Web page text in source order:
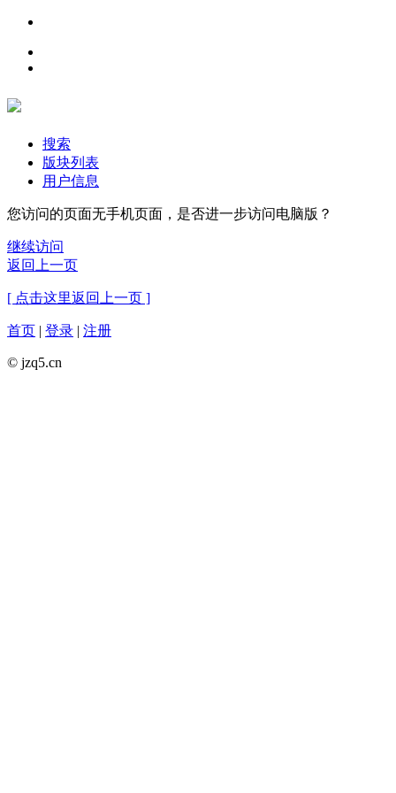
搜索
版块列表
用户信息
您访问的页面无手机页面，是否进一步访问电脑版？
继续访问
返回上一页
[ 点击这里返回上一页 ]
首页 | 登录 | 注册
© jzq5.cn